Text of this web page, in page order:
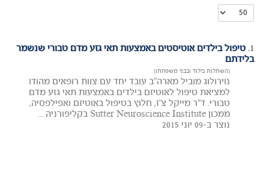
1. טיפול בילדים אוטיסטים באמצעות תאי גזע מדם טבורי שנשמר
בלידתם
(השתלות בילוד ובבני משפחתו)
נוירולוג מוביל מארה"ב עובד יחד עם צוות רופאים מהודו
למציאת טיפול לאוטיזם בילדים באמצעות תאי גזע מדם
טבורי. ד"ר מייקל צ'ז, חלוץ בטיפול באוטיזם ואפילפסיה,
ממכון Sutter Neuroscience Institute בקליפורניה ...
נוצר ב-09 יוני 2015